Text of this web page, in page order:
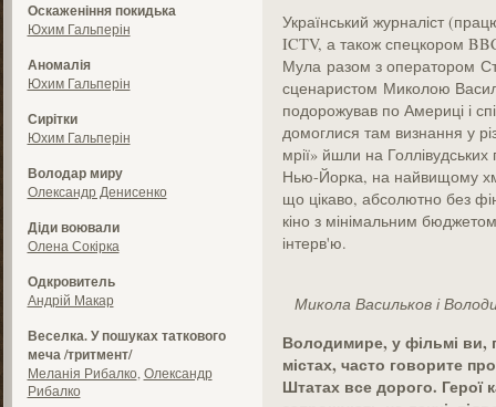
Оскаженіння покидька
Юхим Гальперін
Аномалія
Юхим Гальперін
Сирітки
Юхим Гальперін
Володар миру
Олександр Денисенко
Діди воювали
Олена Сокірка
Одкровитель
Андрій Макар
Веселка. У пошуках таткового
меча /тритмент/
Меланія Рибалко Олександр
Рибалко
Український журналіст
ICTV, а також спецкором
Мула разом з оператором
сценаристом Миколою
подорожував по Америці і
домоглися там визнання у
мрії» йшли на Голлівудських
Нью-Йорка, на найвищому
що цікаво, абсолютно без
кіно з мінімальним
інтерв'ю.
Микола Васильков і
Володимире, у фільмі ви,
містах, часто говорите
Штатах все дорого. Герої